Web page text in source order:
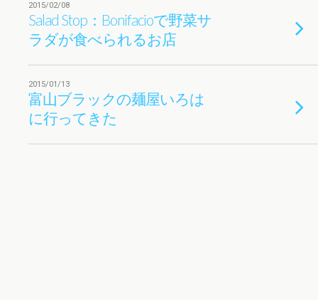
2015/02/08
Salad Stop：Bonifacioで野菜サ
ラダが食べられるお店
2015/01/13
富山ブラックの麺屋いろは
に行ってきた